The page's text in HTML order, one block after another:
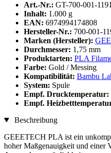
Art.-Nr.: GT-700-001-1191
Inhalt: 1.000 g
EAN: 6974994174808
Hersteller-Nr.: 700-001-
Marken (Hersteller):
Durchmesser: 1,75 mm
Produktarten: PLA
Farbe: Gold / Messing
Kompatibilität: Bambu
System: Spule
Empf. Drucktemperatur:
Empf.
Beschreibung
GEEETECH PLA ist ein
hoher Maßgenauigkeit und einer